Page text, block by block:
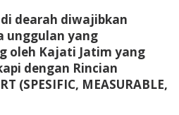
dearah diwajibkan
unggulan yang
oleh Kajati Jatim yang
dengan Rincian
MEASURABLE,